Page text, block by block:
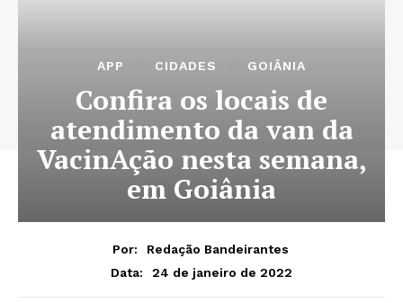
APP CIDADES GOIÂNIA
Confira os locais de
atendimento da van da
VacinAção nesta semana,
em Goiânia
Por:
Redação Bandeirantes
Data:
24 de janeiro de 2022